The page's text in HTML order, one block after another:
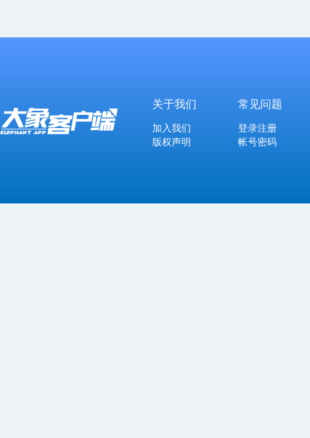
关于我们
加入我们
版权声明
常见问题
登录注册
帐号密码